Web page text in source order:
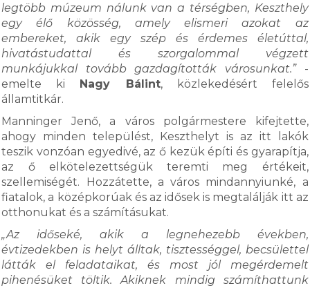
legtöbb múzeum nálunk van a térségben, Keszthely
egy élő közösség, amely elismeri azokat az
embereket, akik egy szép és érdemes életúttal,
hivatástudattal és szorgalommal végzett
munkájukkal tovább gazdagították városunkat.”-
emelte ki Nagy Bálint, közlekedésért felelős
államtitkár.
Manninger Jenő, a város polgármestere kifejtette,
ahogy minden települést, Keszthelyt is az itt lakók
teszik vonzóan egyedivé, az ő kezük építi és gyarapítja,
az ő elkötelezettségük teremti meg értékeit,
szellemiségét. Hozzátette, a város mindannyiunké, a
fiatalok, a középkorúak és az idősek is megtalálják itt az
otthonukat és a számításukat.
„Az időseké, akik a legnehezebb években,
évtizedekben is helyt álltak, tisztességgel, becsülettel
látták el feladataikat, és most jól megérdemelt
pihenésüket töltik. Akiknek mindig számíthattunk